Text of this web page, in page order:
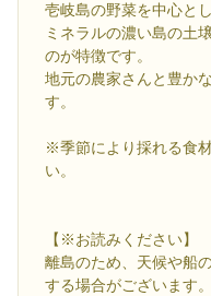
壱岐島の野菜を中心と
ミネラルの濃い島の土
のが特徴です。
地元の農家さんと豊か
す。
※季節により採れる食
い。
【※お読みください】
離島のため、天候や船
する場合がございます。